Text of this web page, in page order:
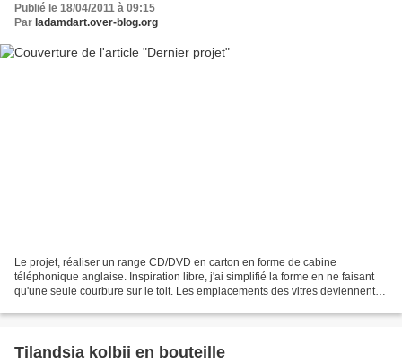
Publié le 18/04/2011 à 09:15
Par ladamdart.over-blog.org
Le projet, réaliser un range CD/DVD en carton en forme de cabine
téléphonique anglaise. Inspiration libre, j'ai simplifié la forme en ne faisant
qu'une seule courbure sur le toit. Les emplacements des vitres deviennent
Tilandsia kolbii en bouteille